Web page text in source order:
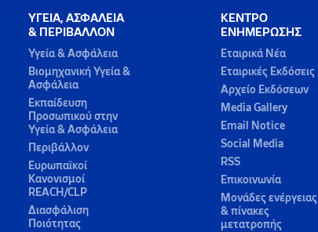
ΥΓΕΙΑ, ΑΣΦΑΛΕΙΑ
& ΠΕΡΙΒΑΛΛΟΝ
Υγεία & Ασφάλεια
Βιομηχανική Υγεία &
Ασφάλεια
Εκπαίδευση
Προσωπικού στην
Υγεία & Ασφάλεια
Περιβάλλον
Ευρωπαϊκοί
Κανονισμοί
REACH/CLP
Διασφάλιση
Ποιότητας
ΚΕΝΤΡΟ
ΕΝΗΜΕΡΩΣΗΣ
Εταιρικά Νέα
Εταιρικές Εκδόσεις
Αρχείο Εκδόσεων
Media Gallery
Email Notice
Social Media
RSS
Επικοινωνία
Μονάδες ενέργειας
& πίνακες
μετατροπής